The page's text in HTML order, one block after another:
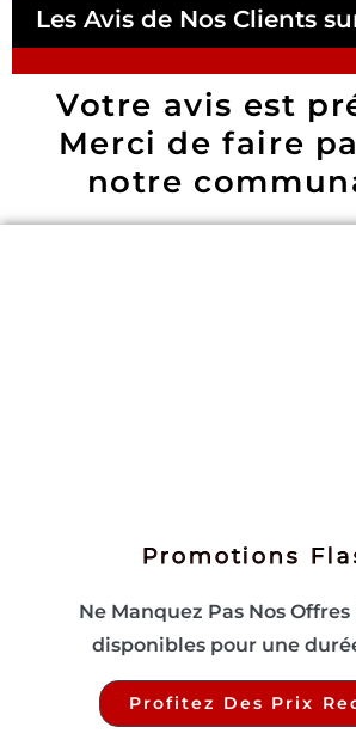
Les Avis de Nos Clients
Votre avis est
Merci de faire
notre
Promotions
Ne Manquez Pas Nos
disponibles pour une
Profitez Des Prix